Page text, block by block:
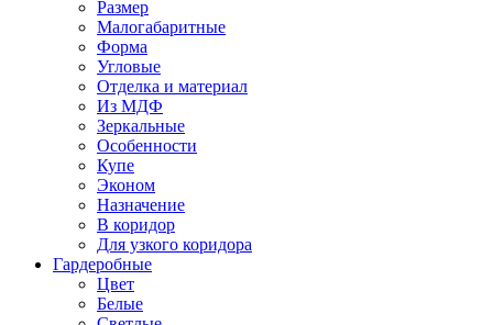
Размер
Малогабаритные
Форма
Угловые
Отделка и материал
Из МДФ
Зеркальные
Особенности
Купе
Эконом
Назначение
В коридор
Для узкого коридора
Гардеробные
Цвет
Белые